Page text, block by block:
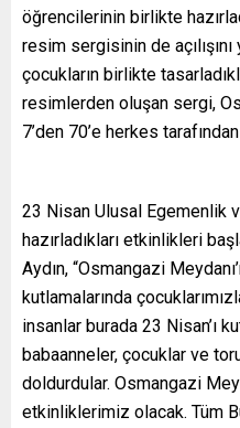
öğrencilerinin birlikte
resim sergisinin de
çocukların birlikte
resimlerden oluşan sergi,
7’den 70’e herkes
23 Nisan Ulusal Egemenlik
hazırladıkları etkinlikleri
Aydın, “Osmangazi
kutlamalarında
insanlar burada 23 Nisan’ı
babaanneler, çocuklar ve
doldurdular. Osmangazi
etkinliklerimiz olacak. Tüm